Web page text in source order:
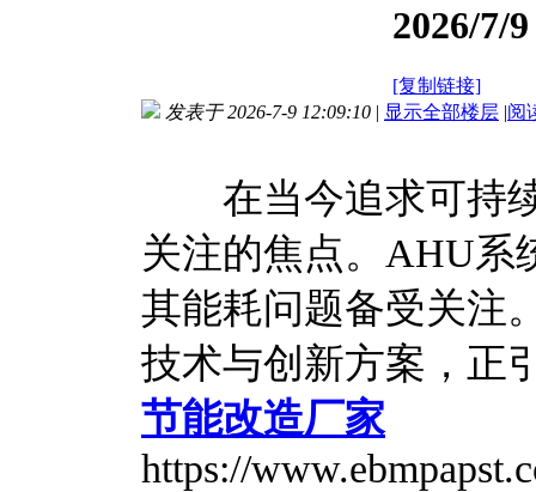
2026/7/9
[复制链接]
发表于 2026-7-9 12:09:10 | 显示全部楼层 |阅
在当今追求可持续
关注的焦点。AHU系
其能耗问题备受关注
技术与创新方案，正
节能改造厂家
https://